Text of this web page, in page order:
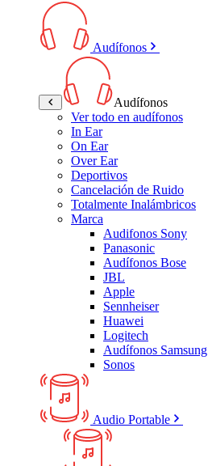
Audífonos
Audífonos
Ver todo en audífonos
In Ear
On Ear
Over Ear
Deportivos
Cancelación de Ruido
Totalmente Inalámbricos
Marca
Audifonos Sony
Panasonic
Audífonos Bose
JBL
Apple
Sennheiser
Huawei
Logitech
Audífonos Samsung
Sonos
Audio Portable